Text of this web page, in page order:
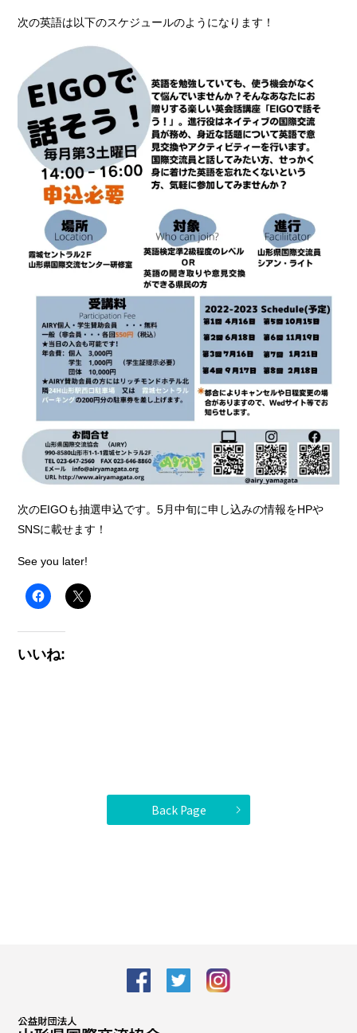
次の英語は以下のスケジュールのようになります！
次のEIGOも抽選申込です。5月中旬に申し込みの情報をHPや
SNSに載せます！
See you later!
いいね:
Back Page
facebook Twitter